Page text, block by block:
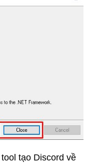
tạo Discord về